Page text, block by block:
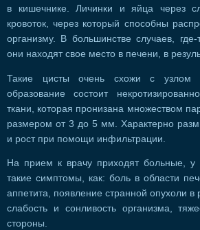
в кишечнике. Личинки и яйца через
кровоток, через который способны
организму. В большинстве случаев,
они находят свое место в печени, в
Такие цисты очень схожи с узлом
образование состоит
ткани, которая пронизана множеством
размером от 3 до 5 мм. Характерно
и рост при помощи инфильтрации.
На прием к врачу приходят больные, у
такие симптомы, как: боль в области
аппетита, появление странной опухоли
слабость и сонливость организма,
стороны.